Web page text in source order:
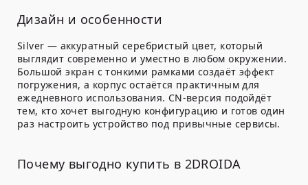
Дизайн и особенности
Silver — аккуратный серебристый цвет, который
выглядит современно и уместно в любом окружении.
Большой экран с тонкими рамками создаёт эффект
погружения, а корпус остаётся практичным для
ежедневного использования. CN-версия подойдёт
тем, кто хочет выгодную конфигурацию и готов один
раз настроить устройство под привычные сервисы.
Почему выгодно купить в 2DROIDA